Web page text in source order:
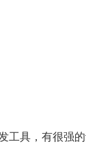
具，有很强的